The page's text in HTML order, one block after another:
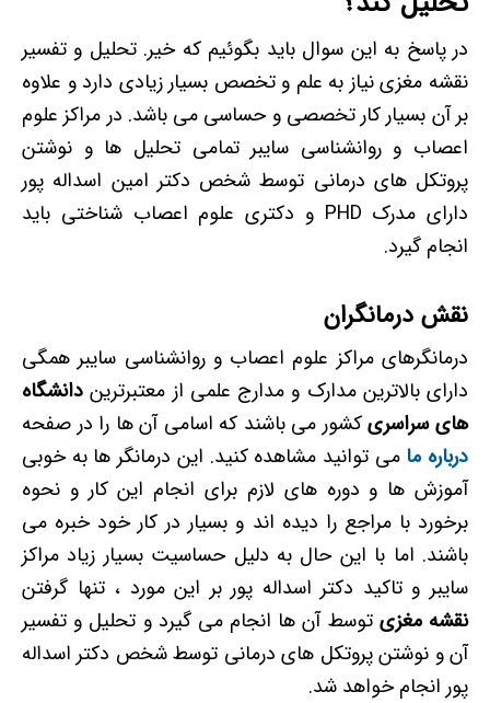
در پاسخ به این سوال باید بگوئیم که خیر. تحلیل و تفسیر
نقشه مغزی نیاز به علم و تخصص بسیار زیادی دارد و علاوه
بر آن بسیار کار تخصصی و حساسی می باشد. در مراکز علوم
اعصاب و روانشناسی سایبر تمامی تحلیل ها و نوشتن
پروتکل های درمانی توسط شخص دکتر امین اسداله پور
دارای مدرک PHD و دکتری علوم اعصاب شناختی باید
انجام گیرد.
نقش درمانگران
درمانگرهای مراکز علوم اعصاب و روانشناسی سایبر همگی
دارای بالاترین مدارک و مدارج علمی از معتبرترین دانشگاه
های سراسریکشور می باشند که اسامی آن ها را در صفحه
درباره ما می توانید مشاهده کنید. این درمانگر ها به خوبی
آموزش ها و دوره های لازم برای انجام این کار و نحوه
برخورد با مراجع را دیده اند و بسیار در کار خود خبره می
باشند. اما با این حال به دلیل حساسیت بسیار زیاد مراکز
سایبر و تاکید دکتر اسداله پور بر این مورد ، تنها گرفتن
نقشه مغزی توسط آن ها انجام می گیرد و تحلیل و تفسیر
آن و نوشتن پروتکل های درمانی توسط شخص دکتر اسداله
پور انجام خواهد شد.